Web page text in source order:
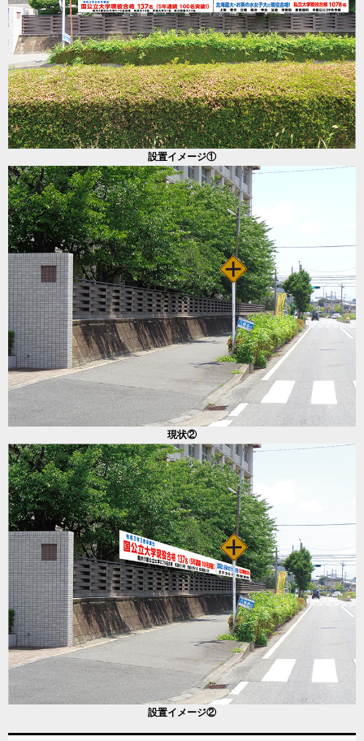
設置イメージ①
現状②
設置イメージ②